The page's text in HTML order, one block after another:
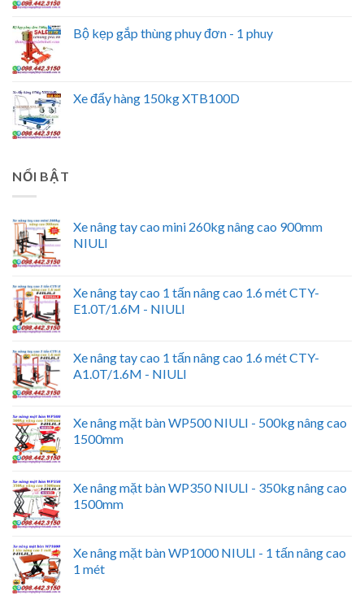
Bộ kẹp gắp thùng phuy đơn - 1 phuy
Xe đẩy hàng 150kg XTB100D
NỔI BẬT
Xe nâng tay cao mini 260kg nâng cao 900mm
NIULI
Xe nâng tay cao 1 tấn nâng cao 1.6 mét CTY-
E1.0T/1.6M - NIULI
Xe nâng tay cao 1 tấn nâng cao 1.6 mét CTY-
A1.0T/1.6M - NIULI
Xe nâng mặt bàn WP500 NIULI - 500kg nâng cao
1500mm
Xe nâng mặt bàn WP350 NIULI - 350kg nâng cao
1500mm
Xe nâng mặt bàn WP1000 NIULI - 1 tấn nâng cao
1 mét